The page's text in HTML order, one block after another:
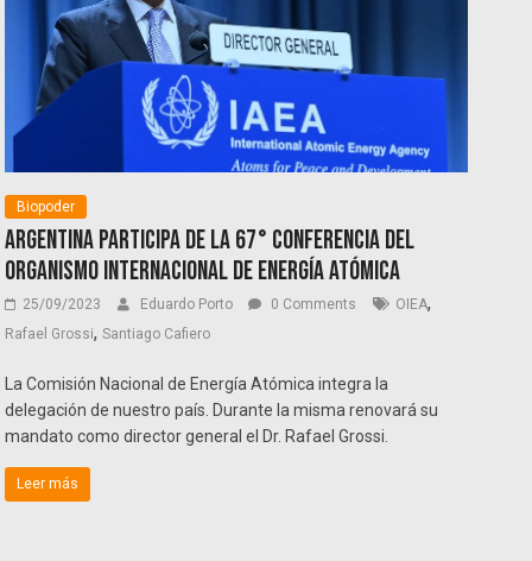
Biopoder
Argentina participa de la 67° Conferencia del
Organismo Internacional de Energía Atómica
25/09/2023 Eduardo Porto 0 Comments OIEA,
Rafael Grossi,Santiago Cafiero
La Comisión Nacional de Energía Atómica integra la
delegación de nuestro país. Durante la misma renovará su
mandato como director general el Dr. Rafael Grossi.
Leer más